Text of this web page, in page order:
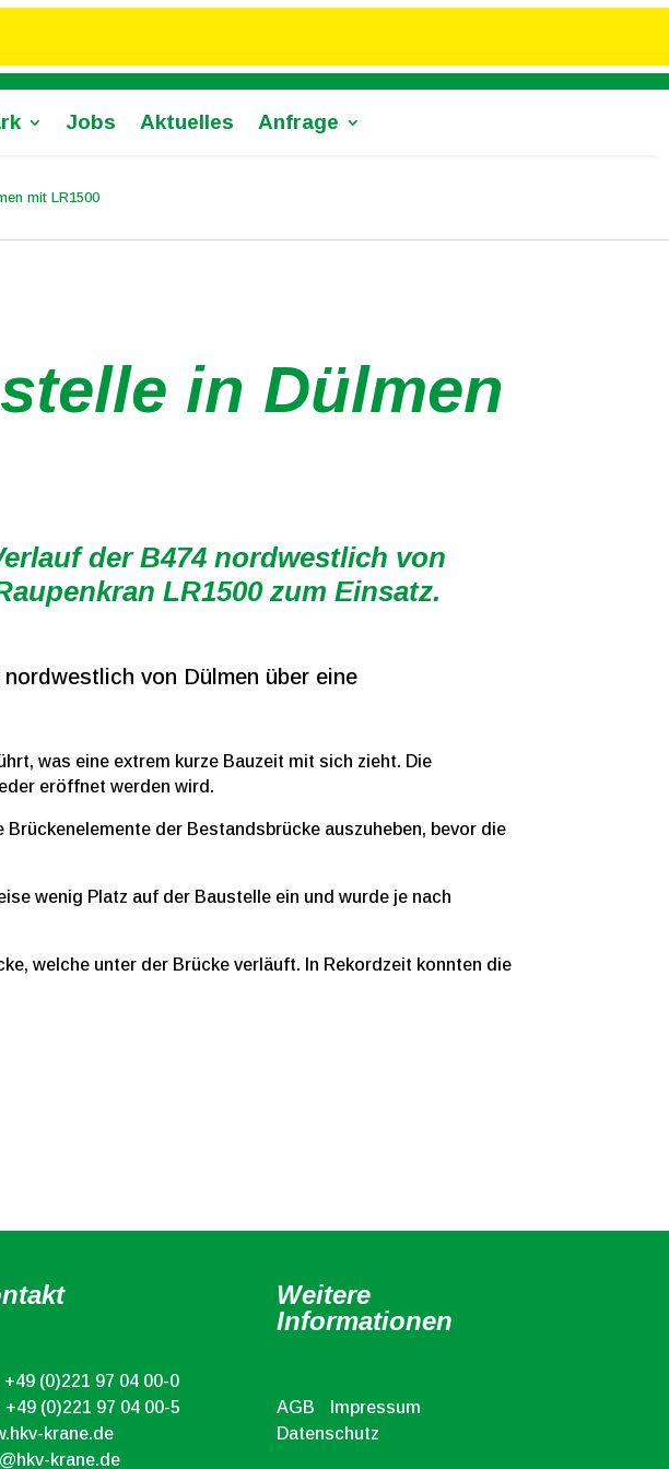
Jobs Aktuelles Anfrage
mit LR1500
in Dülmen
der B474 nordwestlich von
LR1500 zum Einsatz.
von Dülmen über eine
was eine extrem kurze Bauzeit mit sich zieht. Die
eröffnet werden wird.
der Bestandsbrücke auszuheben, bevor die
wenig Platz auf der Baustelle ein und wurde je nach
welche unter der Brücke verläuft. In Rekordzeit konnten die
+49 (0)221 97 04 00-0
+49 (0)221 97 04 00-5
krane.de
krane.de
Weitere
Informationen
AGB
Impressum
Datenschutz